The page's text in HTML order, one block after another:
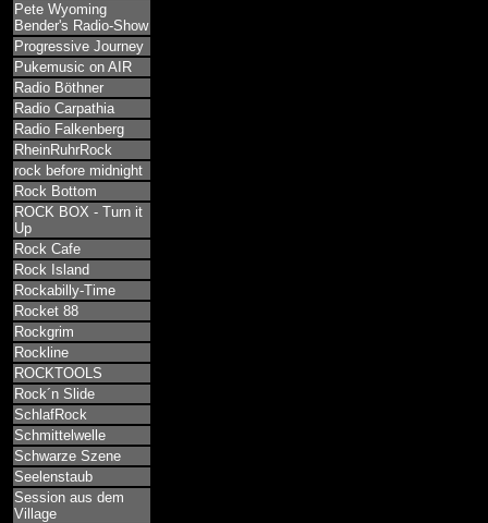
Pete Wyoming
Bender's Radio-Show
Progressive Journey
Pukemusic on AIR
Radio Böthner
Radio Carpathia
Radio Falkenberg
RheinRuhrRock
rock before midnight
Rock Bottom
ROCK BOX - Turn it
Up
Rock Cafe
Rock Island
Rockabilly-Time
Rocket 88
Rockgrim
Rockline
ROCKTOOLS
Rock´n Slide
SchlafRock
Schmittelwelle
Schwarze Szene
Seelenstaub
Session aus dem
Village